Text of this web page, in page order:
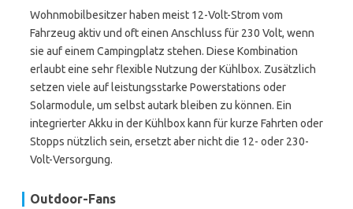
Wohnmobilbesitzer haben meist 12-Volt-Strom vom
Fahrzeug aktiv und oft einen Anschluss für 230 Volt, wenn
sie auf einem Campingplatz stehen. Diese Kombination
erlaubt eine sehr flexible Nutzung der Kühlbox. Zusätzlich
setzen viele auf leistungsstarke Powerstations oder
Solarmodule, um selbst autark bleiben zu können. Ein
integrierter Akku in der Kühlbox kann für kurze Fahrten oder
Stopps nützlich sein, ersetzt aber nicht die 12- oder 230-
Volt-Versorgung.
Outdoor-Fans